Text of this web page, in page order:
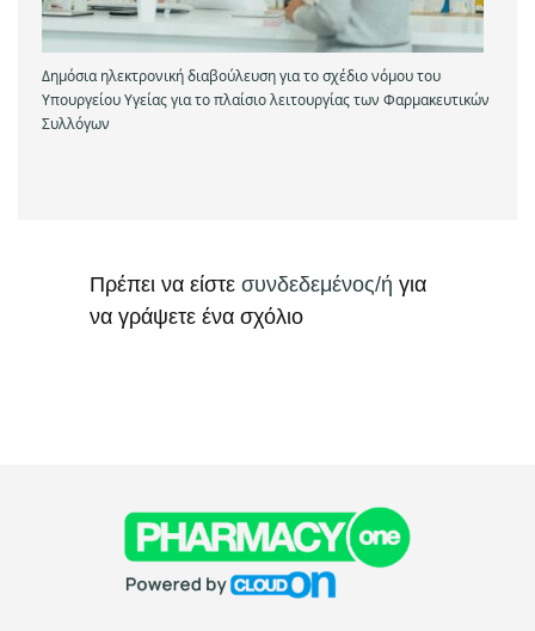
Δημόσια ηλεκτρονική διαβούλευση για το σχέδιο νόμου του
Υπουργείου Υγείας για το πλαίσιο λειτουργίας των Φαρμακευτικών
Συλλόγων
Πρέπει να είστε συνδεδεμένος/ή για
να γράψετε ένα σχόλιο